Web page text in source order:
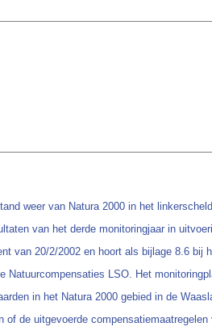
weer van Natura 2000 in het
van het derde monitoringjaar in
van 20/2/2002 en hoort als bijlage 8.6 bij
Natuurcompensaties LSO. Het
in het Natura 2000 gebied in de
of de uitgevoerde compensatiemaatregelen